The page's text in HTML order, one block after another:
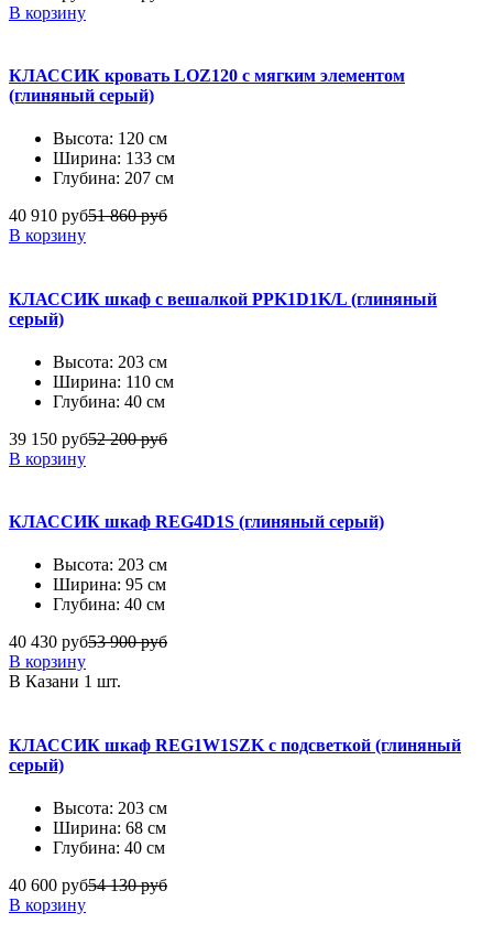
В корзину
КЛАССИК кровать LOZ120 с мягким элементом
(глиняный серый)
Высота: 120 см
Ширина: 133 см
Глубина: 207 см
40 910 руб51 860 руб
В корзину
КЛАССИК шкаф с вешалкой PPK1D1K/L (глиняный
серый)
Высота: 203 см
Ширина: 110 см
Глубина: 40 см
39 150 руб52 200 руб
В корзину
КЛАССИК шкаф REG4D1S (глиняный серый)
Высота: 203 см
Ширина: 95 см
Глубина: 40 см
40 430 руб53 900 руб
В корзину
В Казани 1 шт.
КЛАССИК шкаф REG1W1SZK с подсветкой (глиняный
серый)
Высота: 203 см
Ширина: 68 см
Глубина: 40 см
40 600 руб54 130 руб
В корзину